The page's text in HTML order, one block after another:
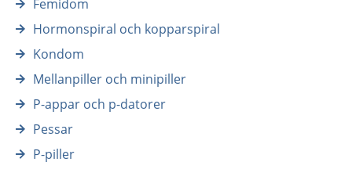
Femidom
Hormonspiral och kopparspiral
Kondom
Mellanpiller och minipiller
P-appar och p-datorer
Pessar
P-piller